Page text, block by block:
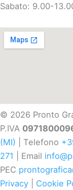
Sabato: 9.00-
© 2026 Pronto
P.IVA
(MI) | Telefono
271
| Email
PEC
Privacy
Cookie